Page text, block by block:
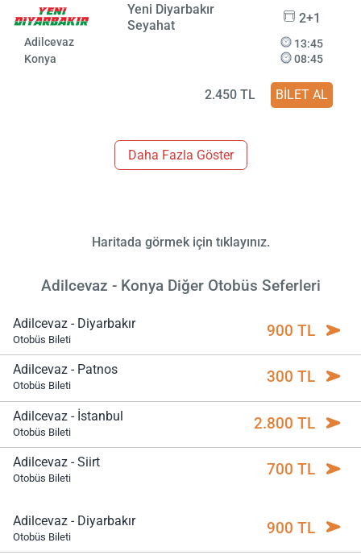
Yeni Diyarbakır
Seyahat
2+1
Adilcevaz
Konya
13:45
08:45
2.450 TL BİLET AL
Daha Fazla Göster
Haritada görmek için tıklayınız.
Adilcevaz - Konya Diğer Otobüs Seferleri
Adilcevaz - Diyarbakır
Otobüs Bileti 900 TL
Adilcevaz - Patnos
Otobüs Bileti 300 TL
Adilcevaz - İstanbul
Otobüs Bileti 2.800 TL
Adilcevaz - Siirt
Otobüs Bileti 700 TL
Adilcevaz - Diyarbakır
Otobüs Bileti 900 TL